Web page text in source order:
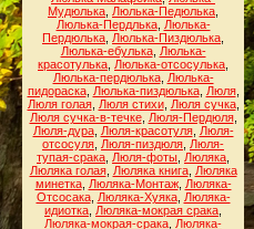
Мудюлька Люлька-Педюлька
Люлька-Пердлька, Люлька-
Пердюлька Люлька-Пиздюлька
Люлька-ебулька, Люлька-
красотулька Люлька-отсосулька
Люлька-пердюлька, Люлька-
пидораска, Люлька-пиздюлька, Люля,
Люля голая, Люля стихи, Люля сучка,
Люля сучка-в-течке, Люля-Пердюля,
Люля-дура, Люля-красотуля, Люля-
отсосуля Люля-пиздюля Люля-
тупая-срака Люля-фоты Люляка
Люляка голая, Люляка книга, Люляка
минетка, Люляка-Монтаж, Люляка-
Отсосака, Люляка-Хуяка, Люляка-
идиотка Люляка-мокрая срака
Люляка-мокрая-срака Люляка-